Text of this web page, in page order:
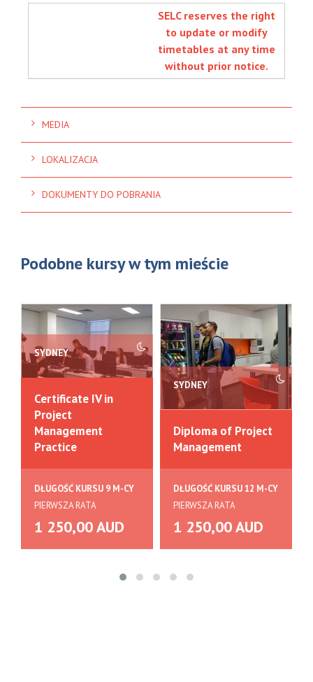
SELC reserves the right
to update or modify
timetables at any time
without prior notice.
MEDIA
LOKALIZACJA
DOKUMENTY DO POBRANIA
Podobne kursy w tym mieście
SYDNEY
Certificate IV in
Project
Management
Practice
DŁUGOŚĆ KURSU 9 M-CY
PIERWSZA RATA
1 250,00 AUD
SYDNEY
Diploma of Project
Management
DŁUGOŚĆ KURSU 12 M-CY
PIERWSZA RATA
1 250,00 AUD